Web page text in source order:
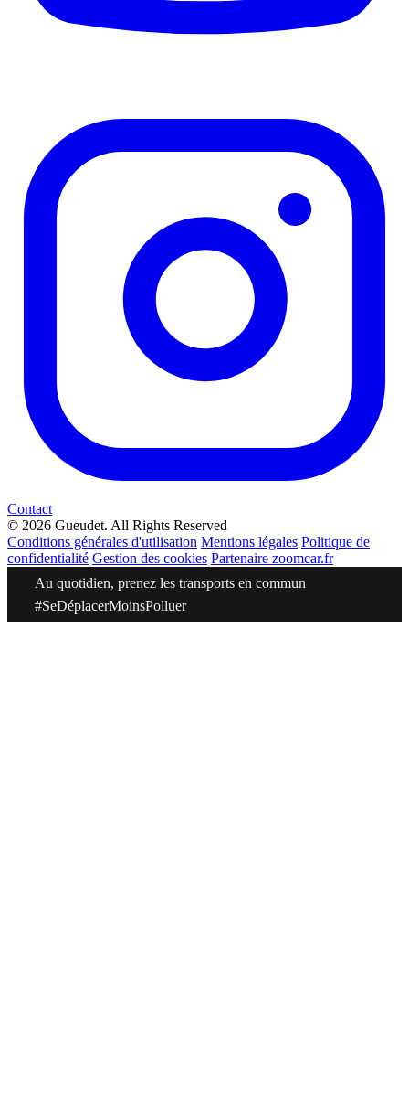
Contact
© 2026 Gueudet. All Rights Reserved
Conditions générales d'utilisation Mentions légales Politique de
confidentialité Gestion des cookies Partenaire zoomcar.fr
Au quotidien, prenez les transports en commun
#SeDéplacerMoinsPolluer